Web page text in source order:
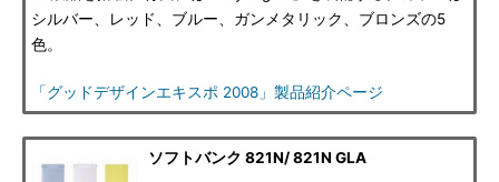
シルバー、レッド、ブルー、ガンメタリック、ブロンズの5
色。
「グッドデザインエキスポ 2008」製品紹介ページ
ソフトバンク 821N/ 821N GLA